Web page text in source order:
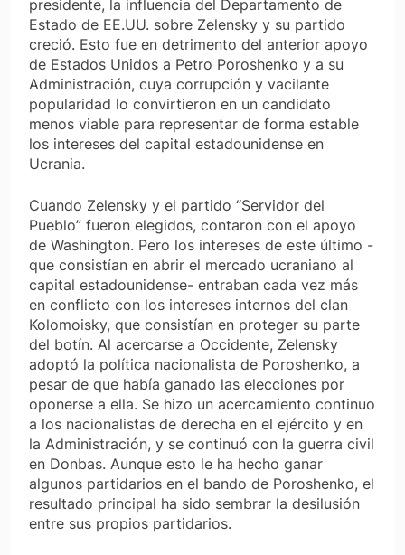
presidente, la influencia del Departamento de
Estado de EE.UU. sobre Zelensky y su partido
creció. Esto fue en detrimento del anterior apoyo
de Estados Unidos a Petro Poroshenko y a su
Administración, cuya corrupción y vacilante
popularidad lo convirtieron en un candidato
menos viable para representar de forma estable
los intereses del capital estadounidense en
Ucrania.
Cuando Zelensky y el partido “Servidor del
Pueblo” fueron elegidos, contaron con el apoyo
de Washington. Pero los intereses de este último -
que consistían en abrir el mercado ucraniano al
capital estadounidense- entraban cada vez más
en conflicto con los intereses internos del clan
Kolomoisky, que consistían en proteger su parte
del botín. Al acercarse a Occidente, Zelensky
adoptó la política nacionalista de Poroshenko, a
pesar de que había ganado las elecciones por
oponerse a ella. Se hizo un acercamiento continuo
a los nacionalistas de derecha en el ejército y en
la Administración, y se continuó con la guerra civil
en Donbas. Aunque esto le ha hecho ganar
algunos partidarios en el bando de Poroshenko, el
resultado principal ha sido sembrar la desilusión
entre sus propios partidarios.